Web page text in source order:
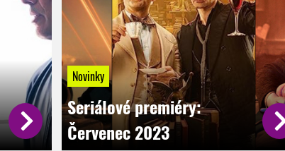
Novinky
Seriálové premiéry:
Červenec 2023